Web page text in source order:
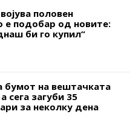
половен
подобар од новите:
би го купил“
бумот на вештачката
сега загуби 35
за неколку дена